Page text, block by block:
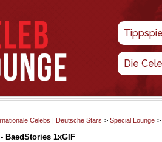
Die
Celebs | Deutsche Stars > Special Lounge >
BaedStories 1xGIF